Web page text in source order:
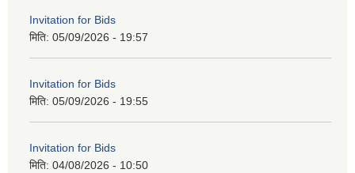
Invitation for Bids
मिति: 05/09/2026 - 19:57
Invitation for Bids
मिति: 05/09/2026 - 19:55
Invitation for Bids
मिति: 04/08/2026 - 10:50